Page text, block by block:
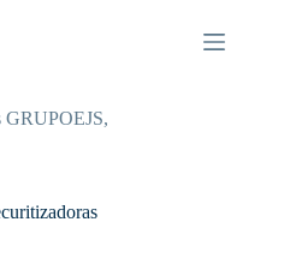
GRUPOEJS,